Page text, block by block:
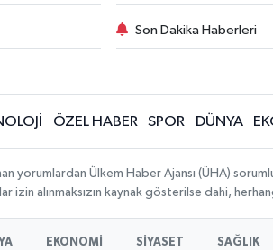
Son Dakika Haberleri
ÖZEL HABER SPOR DÜNYA
yorumlardan Ülkem Haber Ajansı (ÜHA)
izin alınmaksızın kaynak gösterilse dahi,
EKONOMİ SİYASET SAĞLIK